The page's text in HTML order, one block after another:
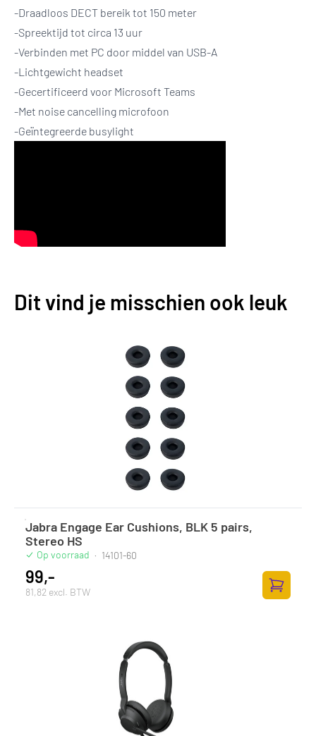
-Draadloos DECT bereik tot 150 meter
-Spreektijd tot circa 13 uur
-Verbinden met PC door middel van USB-A
-Lichtgewicht headset
-Gecertificeerd voor Microsoft Teams
-Met noise cancelling microfoon
-Geïntegreerde busylight
Dit vind je misschien ook leuk
Jabra Engage Ear Cushions, BLK 5 pairs,
Stereo HS
Op voorraad · 14101-60
99,-
81,82 excl. BTW